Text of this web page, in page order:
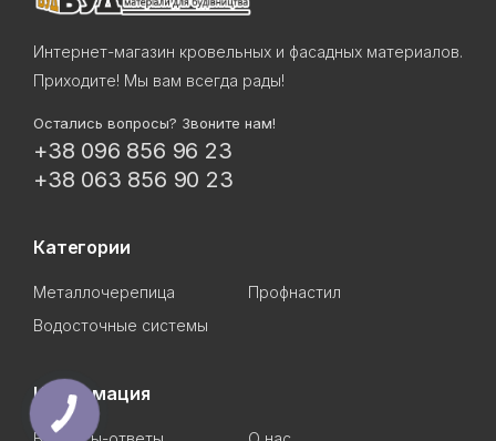
Интернет-магазин кровельных и фасадных материалов.
Приходите! Мы вам всегда рады!
Остались вопросы? Звоните нам!
+38 096 856 96 23
+38 063 856 90 23
Категории
Металлочерепица
Профнастил
Водосточные системы
Информация